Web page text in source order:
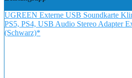
UGREEN Externe USB Soundkarte
PS5, PS4, USB Audio Stereo Adapter
(Schwarz)*